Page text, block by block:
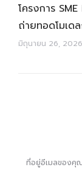
โครงการ
ถ่ายทอดโมเด
มิถุนายน 26, 2026
ที่อยู่อีเมลของคุ